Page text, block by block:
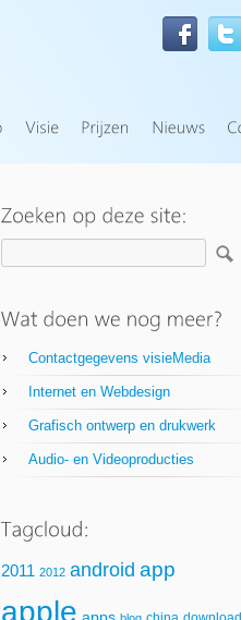
Contactgegevens visieMedia
Internet en Webdesign
Grafisch ontwerp en drukwerk
Audio- en Videoproducties
2011 2012 android app
apple